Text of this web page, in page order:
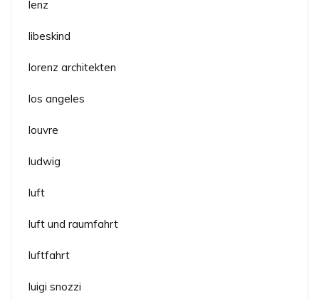
lenz
libeskind
lorenz architekten
los angeles
louvre
ludwig
luft
luft und raumfahrt
luftfahrt
luigi snozzi